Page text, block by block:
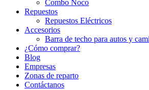
Combo Noco
Repuestos
Repuestos Eléctricos
Accesorios
Barra de techo para autos y
¿Cómo comprar?
Blog
Empresas
Zonas de reparto
Contáctanos